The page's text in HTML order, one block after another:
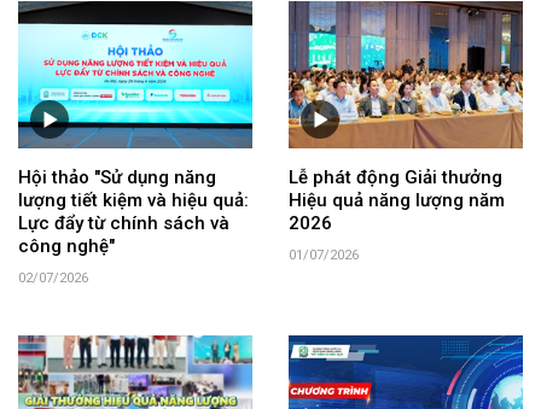
Hội thảo "Sử dụng năng
lượng tiết kiệm và hiệu quả:
Lực đẩy từ chính sách và
công nghệ"
02/07/2026
Lễ phát động Giải thưởng
Hiệu quả năng lượng năm
2026
01/07/2026